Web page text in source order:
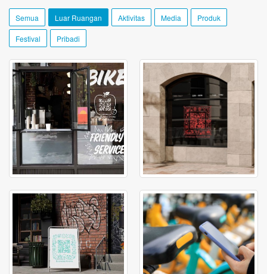
Semua Luar Ruangan Aktivitas Media Produk
Festival Pribadi